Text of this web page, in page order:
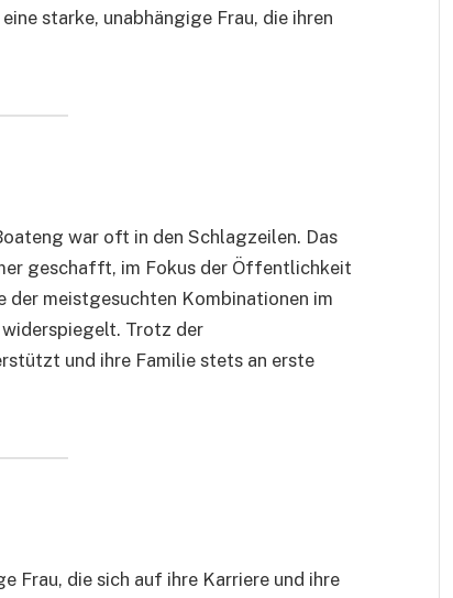
starke, unabhängige Frau, die ihren
war oft in den Schlagzeilen. Das
geschafft, im Fokus der Öffentlichkeit
der meistgesuchten Kombinationen im
Trotz der
und ihre Familie stets an erste
Frau, die sich auf ihre Karriere und ihre